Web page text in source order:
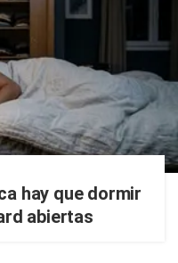
hay que dormir
abiertas